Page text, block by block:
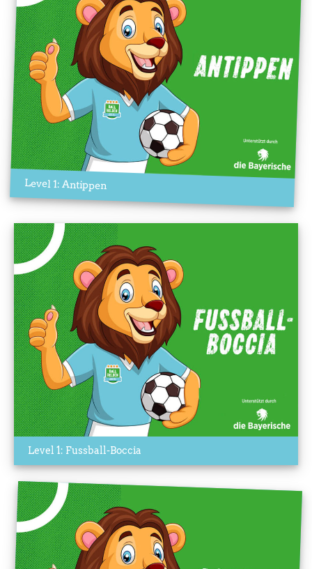
Level 1: Antippen
Level 1: Fussball-Boccia